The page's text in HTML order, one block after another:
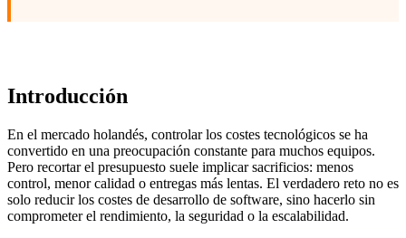
Introducción
En el mercado holandés, controlar los costes tecnológicos se ha
convertido en una preocupación constante para muchos equipos.
Pero recortar el presupuesto suele implicar sacrificios: menos
control, menor calidad o entregas más lentas. El verdadero reto no es
solo reducir los costes de desarrollo de software, sino hacerlo sin
comprometer el rendimiento, la seguridad o la escalabilidad.